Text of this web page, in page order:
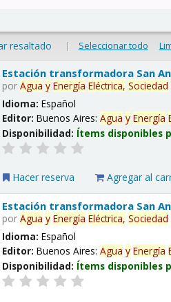
resaltado | Seleccionar todo
Estación transformadora San
porAgua y Energía Eléctrica, Sociedad
Idioma:Español
Editor:Buenos Aires:Agua y Energía
Disponibilidad: Ítems disponibles
Hacer reserva Agregar al
Estación transformadora San
porAgua y Energía Eléctrica, Sociedad
Idioma:Español
Editor:Buenos Aires:Agua y Energía
Disponibilidad: Ítems disponibles